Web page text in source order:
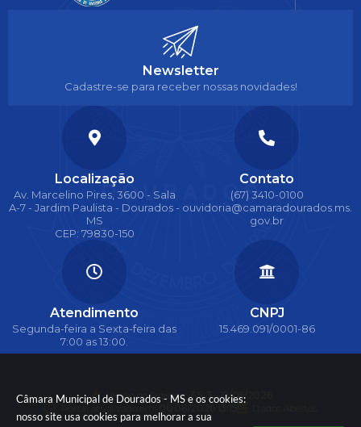
Câmara Municipal de Dourados - MS e os cookies:
nosso site usa cookies para melhorar a sua
Newsletter
Cadastre-se para receber nossas novidades!
Localização
Av. Marcelino Pires, 3600 - Sala
A-7 - Jardim Paulista - Dourados -
MS
CEP: 79830-150
Contato
(67) 3410-0100
ouvidoria@camaradourados.ms.
gov.br
Atendimento
Segunda-feira a Sexta-feira das
7:00 as 13:00.
CNPJ
15.469.091/0001-86
Versão do Sistema:3.5.3 - 19/06/2026
Portal atualizado em: